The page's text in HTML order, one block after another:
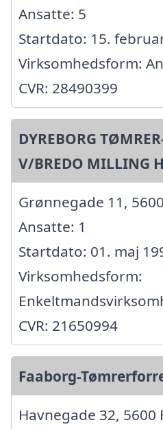
Ansatte: 5
Startdato: 15.
Virksomhedsform:
CVR: 28490399
DYREBORG
V/BREDO MILLING
Grønnegade 11,
Ansatte: 1
Startdato: 01. maj
Virksomhedsform:
CVR: 21650994
Faaborg-
Havnegade 32, 5600